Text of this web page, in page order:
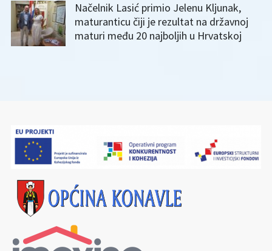
Načelnik Lasić primio Jelenu Kljunak,
maturanticu čiji je rezultat na državnoj
maturi među 20 najboljih u Hrvatskoj